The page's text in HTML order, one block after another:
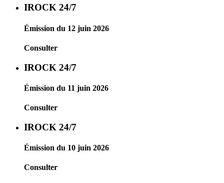
IROCK 24/7
Émission du 12 juin 2026
Consulter
IROCK 24/7
Émission du 11 juin 2026
Consulter
IROCK 24/7
Émission du 10 juin 2026
Consulter